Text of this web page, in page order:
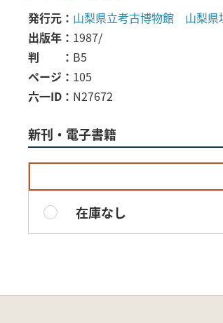
発行元
山梨県立考古博物館 山梨県
出版年
1987/
判
B5
ページ
105
六一ID
N27672
新刊・電子書籍
在庫なし